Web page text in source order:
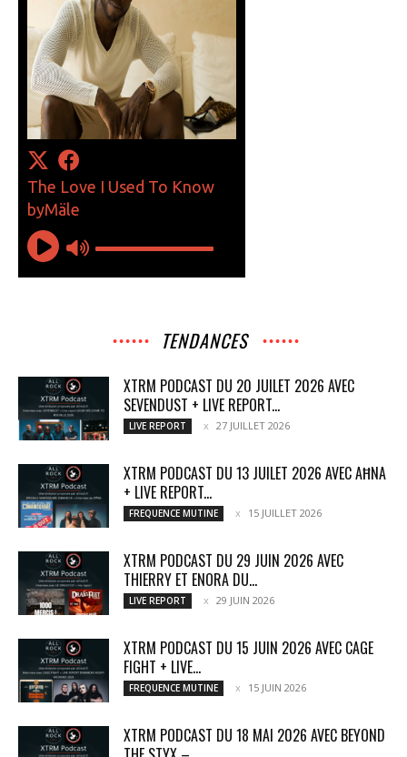
TENDANCES
XTRM PODCAST DU 20 JUILET 2026 AVEC
SEVENDUST + LIVE REPORT...
LIVE REPORT 27 JUILLET 2026
XTRM PODCAST DU 13 JUILET 2026 AVEC AĦNA
+ LIVE REPORT...
FREQUENCE MUTINE 15 JUILLET 2026
XTRM PODCAST DU 29 JUIN 2026 AVEC
THIERRY ET ENORA DU...
LIVE REPORT 29 JUIN 2026
XTRM PODCAST DU 15 JUIN 2026 AVEC CAGE
FIGHT + LIVE...
FREQUENCE MUTINE 15 JUIN 2026
XTRM PODCAST DU 18 MAI 2026 AVEC BEYOND